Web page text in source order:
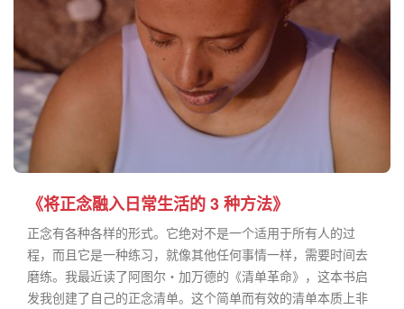
《将正念融入日常生活的 3 种方法》
正念有各种各样的形式。它绝对不是一个适用于所有人的过
程，而且它是一种练习，就像其他任何事情一样，需要时间去
磨练。我最近读了阿图尔・加万德的《清单革命》，这本书启
发我创建了自己的正念清单。这个简单而有效的清单本质上非